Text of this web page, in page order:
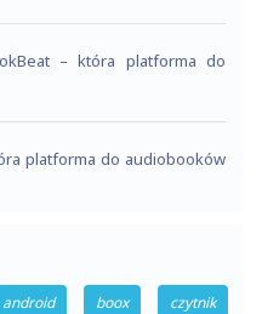
– która platforma do
platforma do audiobooków
android boox czytnik